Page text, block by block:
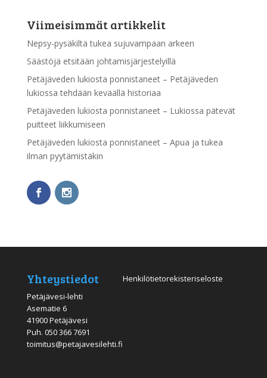
Viimeisimmät artikkelit
Nepsy-pysäkiltä tukea sujuvampaan arkeen
Säästöjä etsitään johtamisjärjestelyillä
Petäjäveden lukiosta ponnistaneet – Petäjäveden
lukiossa tehdään keväällä historiaa
Petäjäveden lukiosta ponnistaneet – Lukiossa pätevät
puitteet liikkumiseen
Petäjäveden lukiosta ponnistaneet – Apua ja tukea
ilman pyytämistäkin
Yhteystiedot
Petäjävesi-lehti
Asematie 6
41900 Petäjävesi
Puh. 050 366 7691
toimitus@petajavesilehti.fi
Henkilötietorekisteriseloste